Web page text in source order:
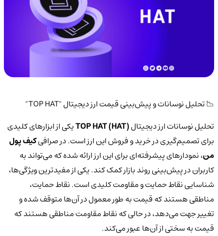
📉 تحلیل نوسانات و پیش‌بینی قیمت ارز دیجیتال "TOP HAT"
تحلیل نوسانات ارز دیجیتالTOP HAT (HAT)یکی از ابزارهای کلیدی
برای تصمیم‌گیری در خرید و فروش این ارز است. در صرافیکیف پول
من، نمودارهای پیشرفته‌ای برای این ارز ارائه شده که می‌تواند به
کاربران در پیش‌بینی روند بازار کمک کند. یکی از مفیدترین ویژگی‌ها،
شناسایی نقاط حمایت و مقاومت کلیدی است. نقاط حمایت،
مناطقی هستند که قیمت به طور معمول در آن‌ها متوقف شده و
تغییر جهت می‌دهد، در حالی که نقاط مقاومت مناطقی هستند که
قیمت به سختی از آن‌ها عبور می‌کند.